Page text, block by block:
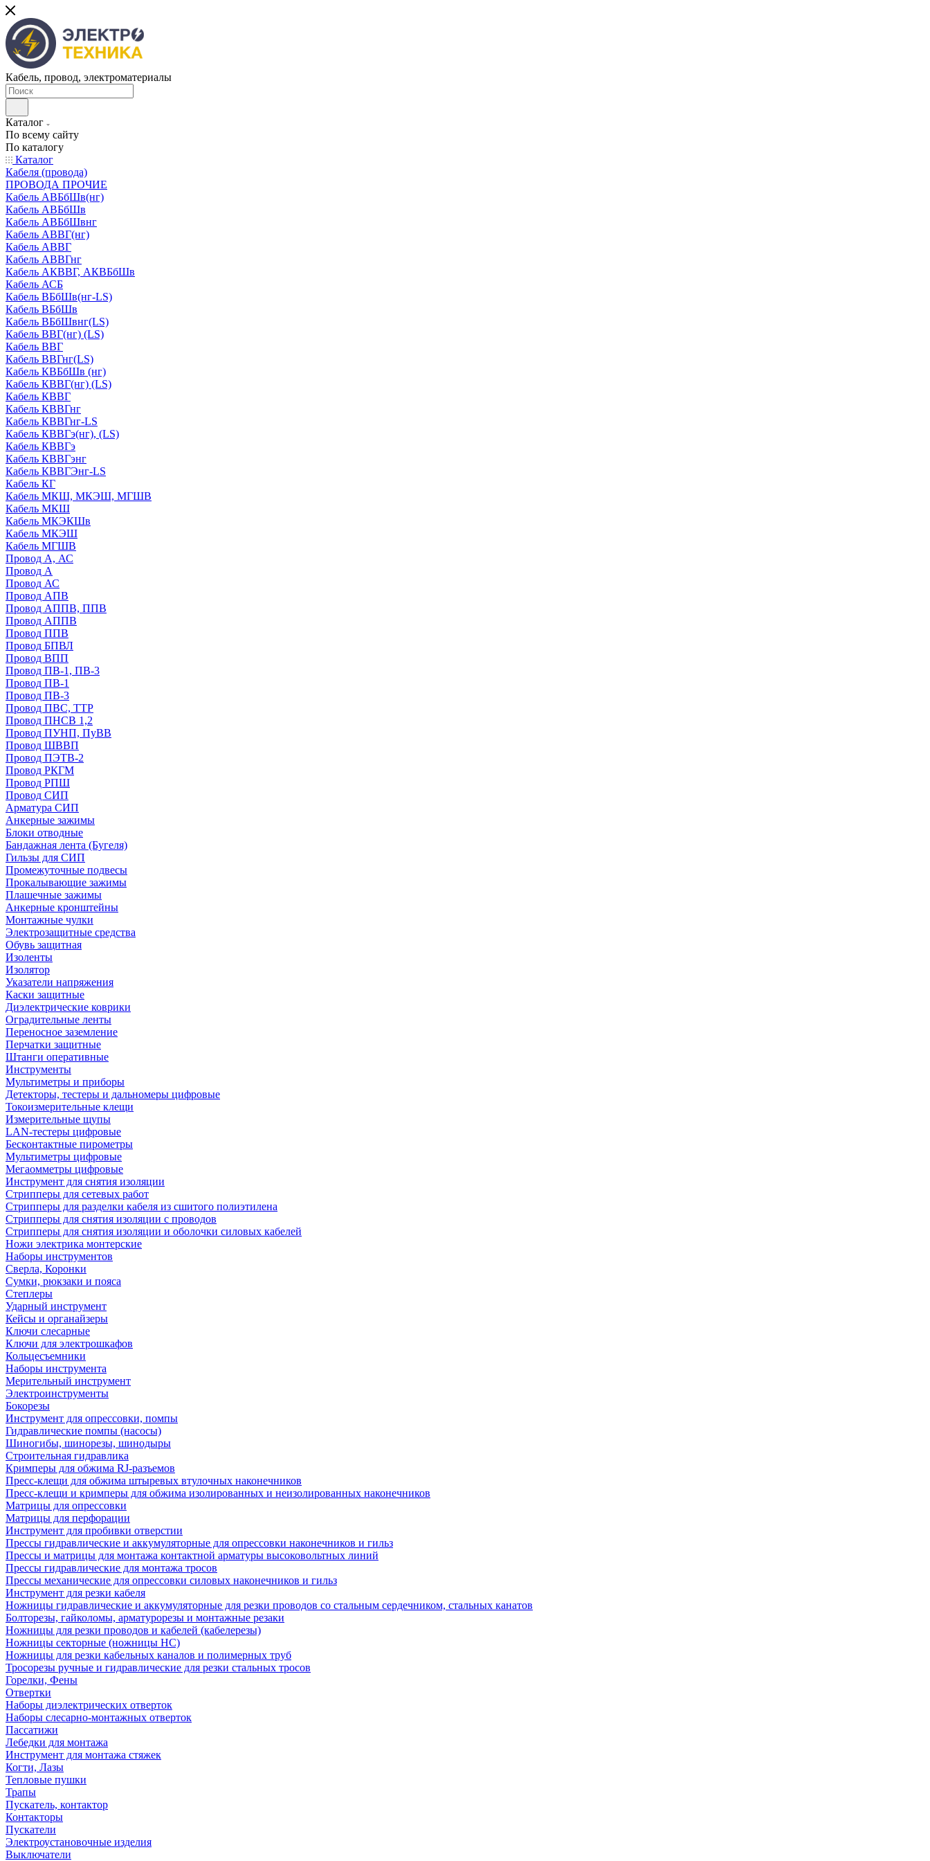
Кабель, провод, электроматериалы
Каталог
По всему сайту
По каталогу
Каталог
Кабеля (провода)
ПРОВОДА ПРОЧИЕ
Кабель АВБбШв(нг)
Кабель АВБбШв
Кабель АВБбШвнг
Кабель АВВГ(нг)
Кабель АВВГ
Кабель АВВГнг
Кабель АКВВГ, АКВБбШв
Кабель АСБ
Кабель ВБбШв(нг-LS)
Кабель ВБбШв
Кабель ВБбШвнг(LS)
Кабель ВВГ(нг) (LS)
Кабель ВВГ
Кабель ВВГнг(LS)
Кабель КВБбШв (нг)
Кабель КВВГ(нг) (LS)
Кабель КВВГ
Кабель КВВГнг
Кабель КВВГнг-LS
Кабель КВВГэ(нг), (LS)
Кабель КВВГэ
Кабель КВВГэнг
Кабель КВВГЭнг-LS
Кабель КГ
Кабель МКШ, МКЭШ, МГШВ
Кабель МКШ
Кабель МКЭКШв
Кабель МКЭШ
Кабель МГШВ
Провод А, АС
Провод А
Провод АС
Провод АПВ
Провод АППВ, ППВ
Провод АППВ
Провод ППВ
Провод БПВЛ
Провод ВПП
Провод ПВ-1, ПВ-3
Провод ПВ-1
Провод ПВ-3
Провод ПВС, ТТР
Провод ПНСВ 1,2
Провод ПУНП, ПуВВ
Провод ШВВП
Провод ПЭТВ-2
Провод РКГМ
Провод РПШ
Провод СИП
Арматура СИП
Анкерные зажимы
Блоки отводные
Бандажная лента (Бугеля)
Гильзы для СИП
Промежуточные подвесы
Прокалывающие зажимы
Плашечные зажимы
Анкерные кронштейны
Монтажные чулки
Электрозащитные средства
Обувь защитная
Изоленты
Изолятор
Указатели напряжения
Каски защитные
Диэлектрические коврики
Оградительные ленты
Переносное заземление
Перчатки защитные
Штанги оперативные
Инструменты
Мультиметры и приборы
Детекторы, тестеры и дальномеры цифровые
Токоизмерительные клещи
Измерительные щупы
LAN-тестеры цифровые
Бесконтактные пирометры
Мультиметры цифровые
Мегаомметры цифровые
Инструмент для снятия изоляции
Стрипперы для сетевых работ
Стрипперы для разделки кабеля из сшитого полиэтилена
Cтрипперы для снятия изоляции с проводов
Стрипперы для снятия изоляции и оболочки силовых кабелей
Ножи электрика монтерские
Наборы инструментов
Сверла, Коронки
Сумки, рюкзаки и пояса
Степлеры
Ударный инструмент
Кейсы и органайзеры
Ключи слесарные
Ключи для электрошкафов
Кольцесъемники
Наборы инструмента
Мерительный инструмент
Электроинструменты
Бокорезы
Инструмент для опрессовки, помпы
Гидравлические помпы (насосы)
Шиногибы, шинорезы, шинодыры
Строительная гидравлика
Кримперы для обжима RJ-разъемов
Пресс-клещи для обжима штыревых втулочных наконечников
Пресс-клещи и кримперы для обжима изолированных и неизолированных наконечников
Матрицы для опрессовки
Матрицы для перфорации
Инструмент для пробивки отверстии
Прессы гидравлические и аккумуляторные для опрессовки наконечников и гильз
Прессы и матрицы для монтажа контактной арматуры высоковольтных линий
Прессы гидравлические для монтажа тросов
Прессы механические для опрессовки силовых наконечников и гильз
Инструмент для резки кабеля
Ножницы гидравлические и аккумуляторные для резки проводов со стальным сердечником, стальных канатов
Болторезы, гайколомы, арматурорезы и монтажные резаки
Ножницы для резки проводов и кабелей (кабелерезы)
Ножницы секторные (ножницы НС)
Ножницы для резки кабельных каналов и полимерных труб
Тросорезы ручные и гидравлические для резки стальных тросов
Горелки, Фены
Отвертки
Наборы диэлектрических отверток
Наборы слесарно-монтажных отверток
Пассатижи
Лебедки для монтажа
Инструмент для монтажа стяжек
Когти, Лазы
Тепловые пушки
Трапы
Пускатель, контактор
Контакторы
Пускатели
Электроустановочные изделия
Выключатели